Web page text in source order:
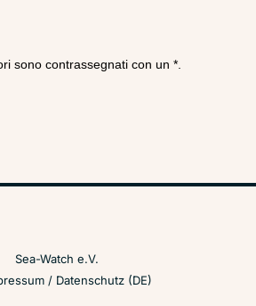
sono contrassegnati con un *.
Sea-Watch e.V.
/ Datenschutz (DE)